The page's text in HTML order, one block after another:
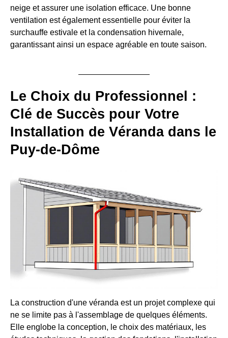
neige et assurer une isolation efficace. Une bonne
ventilation est également essentielle pour éviter la
surchauffe estivale et la condensation hivernale,
garantissant ainsi un espace agréable en toute saison.
Le Choix du Professionnel :
Clé de Succès pour Votre
Installation de Véranda dans le
Puy-de-Dôme
La construction d'une véranda est un projet complexe qui
ne se limite pas à l'assemblage de quelques éléments.
Elle englobe la conception, le choix des matériaux, les